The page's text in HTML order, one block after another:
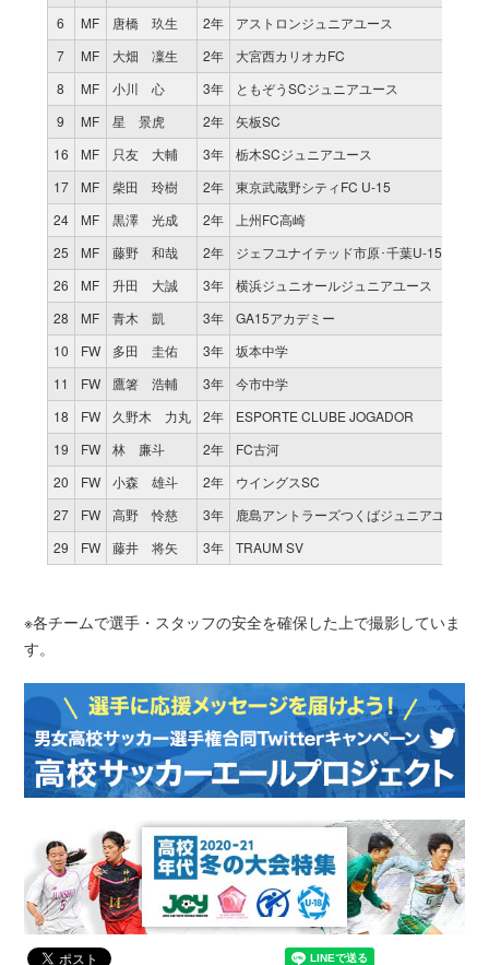
6
MF 唐橋 玖生 2年 アストロンジュニアユース
7
MF 大畑 凜生 2年 大宮西カリオカFC
8
MF 小川 心 3年 ともぞうSCジュニアユース
9
MF 星 景虎 2年 矢板SC
16
MF 只友 大輔 3年 栃木SCジュニアユース
17
MF 柴田 玲樹 2年 東京武蔵野シティFC U-15
24
MF 黒澤 光成 2年 上州FC高崎
25
MF 藤野 和哉 2年 ジェフユナイテッド市原･千葉U-15
26
MF 升田 大誠 3年 横浜ジュニオールジュニアユース
28
MF 青木 凱 3年 GA15アカデミー
10
FW 多田 圭佑 3年 坂本中学
11
FW 鷹箸 浩輔 3年 今市中学
18
FW 久野木 力丸 2年 ESPORTE CLUBE JOGADOR
19
FW 林 廉斗 2年 FC古河
20
FW 小森 雄斗 2年 ウイングスSC
27
FW 高野 怜慈 3年 鹿島アントラーズつくばジュニアユース
29
FW 藤井 将矢 3年 TRAUM SV
※各チームで選手・スタッフの安全を確保した上で撮影していま
す。